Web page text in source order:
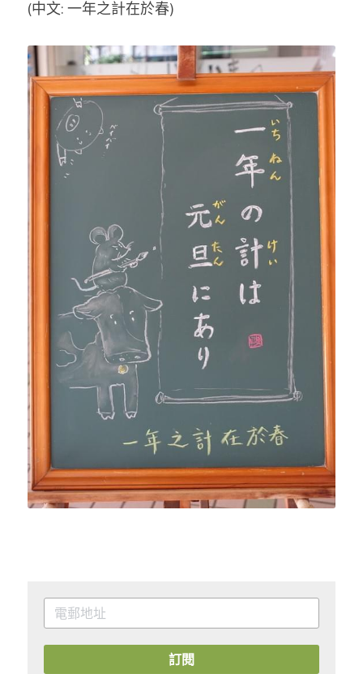
(中文: 一年之計在於春)
訂閱